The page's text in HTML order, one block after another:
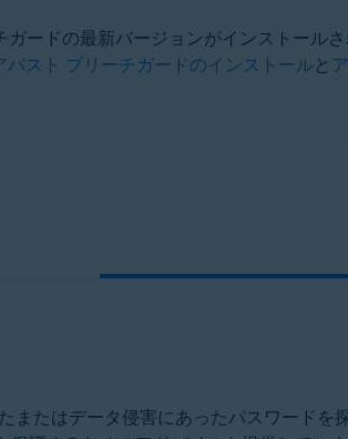
ードの最新バージョンがインストール
バスト ブリーチガードのインストールと
たはデータ侵害にあったパスワード